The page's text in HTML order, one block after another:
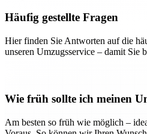
Häufig gestellte Fragen
Hier finden Sie Antworten auf die
unseren Umzugsservice – damit Sie
Wie früh sollte ich meinen
Am besten so früh wie möglich –